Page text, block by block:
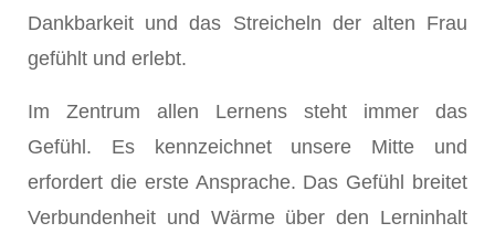
Dankbarkeit und das Streicheln der alten Frau
gefühlt und erlebt.
Im Zentrum allen Lernens steht immer das
Gefühl. Es kennzeichnet unsere Mitte und
erfordert die erste Ansprache. Das Gefühl breitet
Verbundenheit und Wärme über den Lerninhalt